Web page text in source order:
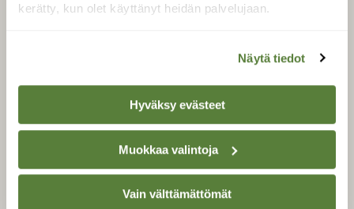
kerätty, kun olet käyttänyt heidän palvelujaan.
Näytä tiedot
Hyväksy evästeet
Muokkaa valintoja
Vain välttämättömät
Suomen Luonto -lehden
luonnonsuojelu­liitto.